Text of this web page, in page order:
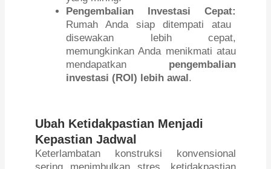
Pengembalian Investasi Cepat:
Rumah Anda siap ditempati atau
disewakan lebih cepat,
memungkinkan Anda menikmati atau
mendapatkan pengembalian
investasi (ROI) lebih awal.
Ubah Ketidakpastian Menjadi
Kepastian Jadwal
Keterlambatan konstruksi konvensional
sering menimbulkan stres, ketidakpastian